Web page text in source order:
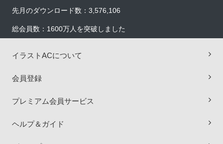
先月のダウンロード数：3,576,106
総会員数：1600万人を突破しました
イラストACについて
会員登録
プレミアム会員サービス
ヘルプ＆ガイド